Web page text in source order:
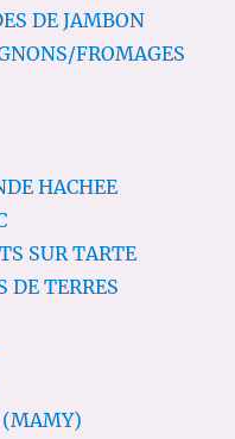
DE JAMBON
FROMAGES
HACHEE
SUR TARTE
DE TERRES
(MAMY)